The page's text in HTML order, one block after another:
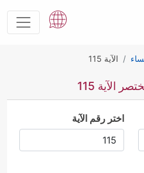
الآية 115
الآية 115
اختر رقم الآية